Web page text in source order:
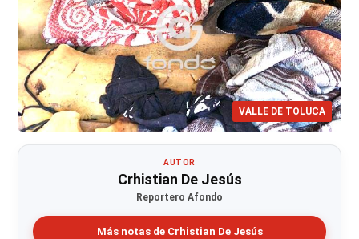
VALLE DE TOLUCA
AUTOR
Crhistian De Jesús
Reportero Afondo
Más notas de Crhistian De Jesús